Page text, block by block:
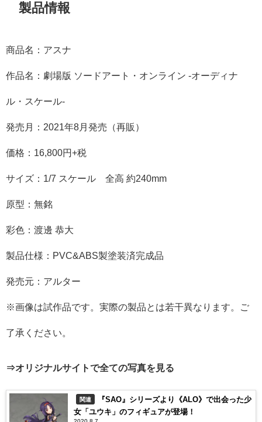
製品情報
商品名：アスナ
作品名：劇場版 ソードアート・オンライン -オーディナ
ル・スケール-
発売月：2021年8月発売（再販）
価格：16,800円+税
サイズ：1/7 スケール 全高 約240mm
原型：無銘
彩色：渡邊 恭大
製品仕様：PVC&ABS製塗装済完成品
発売元：アルター
※画像は試作品です。実際の製品とは若干異なります。ご
了承ください。
⇒オリジナルサイトで全ての写真を見る
関連
『SAO』シリーズより《ALO》で出会った少
女「ユウキ」のフィギュアが登場！